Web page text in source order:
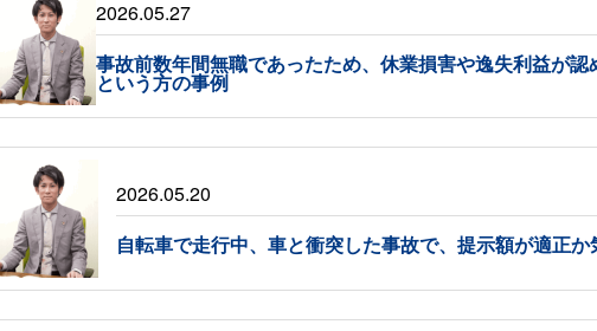
2026.05.27
事故前数年間無職であったため、休業損害や逸失利益が
という方の事例
2026.05.20
自転車で走行中、車と衝突した事故で、提示額が適正